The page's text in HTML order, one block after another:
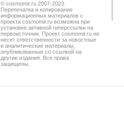
© cosmomir.ru 2007-2023.
Перепечатка и копирование
информационных материалов с
проекта cosmomir.ru возможна при
установке активной гиперссылки на
первоисточник. Проект cosmomir.ru не
несет ответственности за новостные
и аналитические материалы,
опубликованные со ссылкой на
другие издания. Все права
защищены.